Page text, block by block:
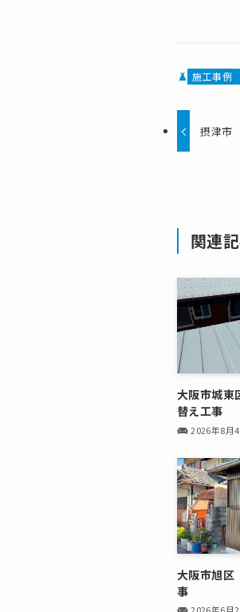
施工事例
摂津市
関連
大阪市城
替え工事
2026年8月
大阪市旭
事